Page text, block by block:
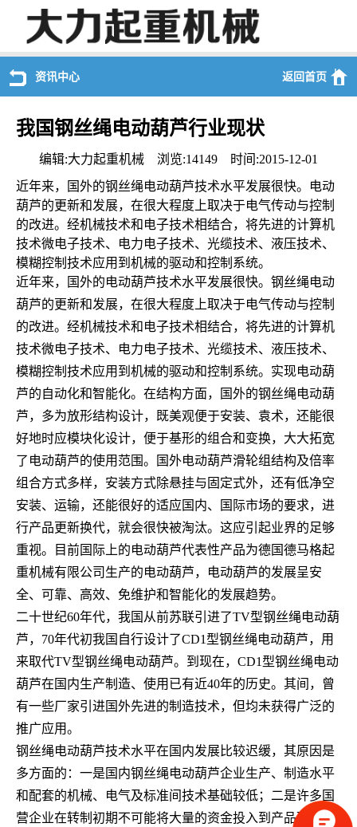
资讯中心 返回首页
我国钢丝绳电动葫芦行业现状
编辑:大力起重机械 浏览:14149 时间:2015-12-01
近年来，国外的钢丝绳电动葫芦技术水平发展很快。电动
葫芦的更新和发展，在很大程度上取决于电气传动与控制
的改进。经机械技术和电子技术相结合，将先进的计算机
技术微电子技术、电力电子技术、光缆技术、液压技术、
模糊控制技术应用到机械的驱动和控制系统。
近年来，国外的电动葫芦技术水平发展很快。钢丝绳电动
葫芦的更新和发展，在很大程度上取决于电气传动与控制
的改进。经机械技术和电子技术相结合，将先进的计算机
技术微电子技术、电力电子技术、光缆技术、液压技术、
模糊控制技术应用到机械的驱动和控制系统。实现电动葫
芦的自动化和智能化。在结构方面，国外的钢丝绳电动葫
芦，多为放形结构设计，既美观便于安装、袁术，还能很
好地时应模块化设计，便于基形的组合和变换，大大拓宽
了电动葫芦的使用范围。国外电动葫芦滑轮组结构及倍率
组合方式多样，安装方式除悬挂与固定式外，还有低净空
安装、运输，还能很好的适应国内、国际市场的要求，进
行产品更新换代，就会很快被淘汰。这应引起业界的足够
重视。目前国际上的电动葫芦代表性产品为德国德马格起
重机械有限公司生产的电动葫芦，电动葫芦的发展呈安
全、可靠、高效、免维护和智能化的发展趋势。
二十世纪60年代，我国从前苏联引进了TV型钢丝绳电动葫
芦，70年代初我国自行设计了CD1型钢丝绳电动葫芦，用
来取代TV型钢丝绳电动葫芦。到现在，CD1型钢丝绳电动
葫芦在国内生产制造、使用已有近40年的历史。其间，曾
有一些厂家引进国外先进的制造技术，但均未获得广泛的
推广应用。
钢丝绳电动葫芦技术水平在国内发展比较迟缓，其原因是
多方面的：一是国内钢丝绳电动葫芦企业生产、制造水平
和配套的机械、电气及标准间技术基础较低；二是许多国
营企业在转制初期不可能将大量的资金投入到产品研发